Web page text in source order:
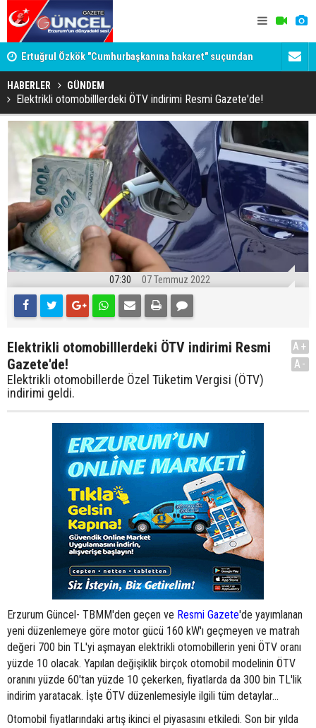
Ertuğrul Özkök "Cumhurbaşkanına hakaret" suçundan
ifade verdi: Bakın ilk sözleri ne oldu
Erzurum'da eniştesini öldüren katil hakim karşısında!
Ligde
HABERLER GÜNDEM
Elektrikli otomobilllerdeki ÖTV indirimi Resmi Gazete'de!
07:30 07 Temmuz 2022
Elektrikli otomobilllerdeki ÖTV indirimi Resmi
Gazete'de!
Elektrikli otomobillerde Özel Tüketim Vergisi (ÖTV)
indirimi geldi.
A+
A-
Erzurum Güncel- TBMM'den geçen ve Resmi Gazete'de yayımlanan
yeni düzenlemeye göre motor gücü 160 kW'ı geçmeyen ve matrah
değeri 700 bin TL'yi aşmayan elektrikli otomobillerin yeni ÖTV oranı
yüzde 10 olacak. Yapılan değişiklik birçok otomobil modelinin ÖTV
oranını yüzde 60'tan yüzde 10 çekerken, fiyatlarda da 300 bin TL'lik
indirim yaratacak. İşte ÖTV düzenlemesiyle ilgili tüm detaylar...
Otomobil fiyatlarındaki artış ikinci el piyasasını etkiledi. Son bir yılda